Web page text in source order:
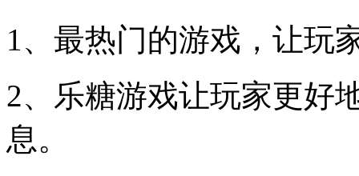
1、最热门的游戏，让玩
2、乐糖游戏让玩家更好
息。